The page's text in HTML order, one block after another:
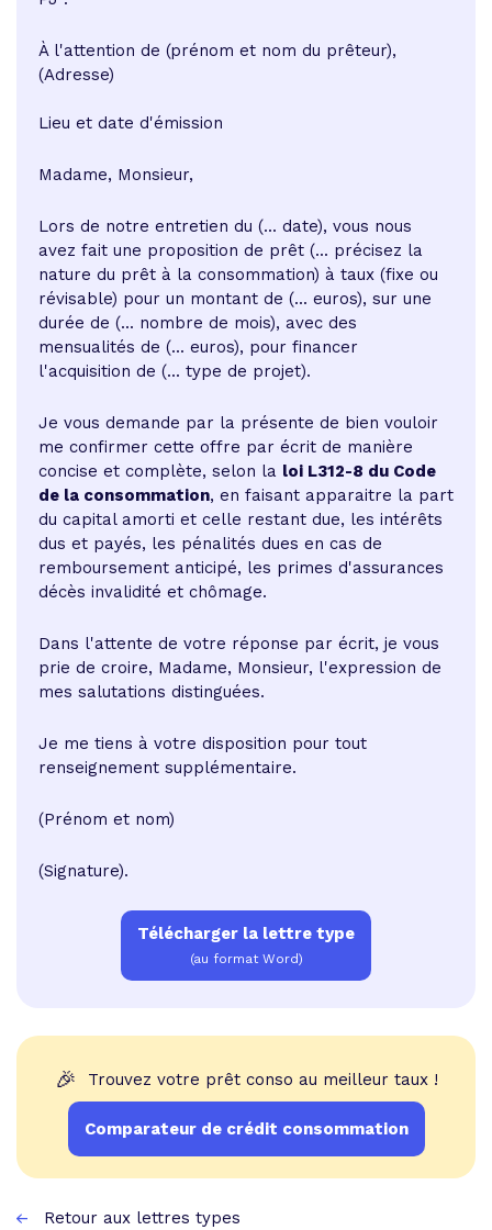
À l'attention de (prénom et nom du prêteur),
(Adresse)
Lieu et date d'émission
Madame, Monsieur,
Lors de notre entretien du (... date), vous nous
avez fait une proposition de prêt (... précisez la
nature du prêt à la consommation) à taux (fixe ou
révisable) pour un montant de (... euros), sur une
durée de (... nombre de mois), avec des
mensualités de (... euros), pour financer
l'acquisition de (... type de projet).
Je vous demande par la présente de bien vouloir
me confirmer cette offre par écrit de manière
concise et complète, selon la loi L312-8 du Code
de la consommation, en faisant apparaitre la part
du capital amorti et celle restant due, les intérêts
dus et payés, les pénalités dues en cas de
remboursement anticipé, les primes d'assurances
décès invalidité et chômage.
Dans l'attente de votre réponse par écrit, je vous
prie de croire, Madame, Monsieur, l'expression de
mes salutations distinguées.
Je me tiens à votre disposition pour tout
renseignement supplémentaire.
(Prénom et nom)
(Signature).
Télécharger la lettre type
(au format Word)
🎉 Trouvez votre prêt conso au meilleur taux !
Comparateur de crédit consommation
Retour aux lettres types